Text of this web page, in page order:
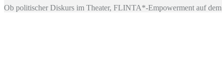
Ob politischer Diskurs im Theater, FLINTA*-Empowerment auf